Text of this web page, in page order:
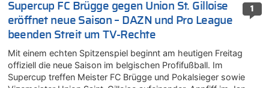
1
Supercup FC Brügge gegen Union St. Gilloise
eröffnet neue Saison – DAZN und Pro League
beenden Streit um TV-Rechte
Mit einem echten Spitzenspiel beginnt am heutigen Freitag
offiziell die neue Saison im belgischen Profifußball. Im
Supercup treffen Meister FC Brügge und Pokalsieger sowie